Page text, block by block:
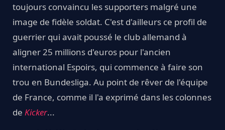
toujours convaincu les supporters malgré une
image de fidèle soldat. C'est d'ailleurs ce profil de
guerrier qui avait poussé le club allemand à
aligner 25 millions d'euros pour l'ancien
international Espoirs, qui commence à faire son
trou en Bundesliga. Au point de rêver de l'équipe
de France, comme il l'a exprimé dans les colonnes
de Kicker...